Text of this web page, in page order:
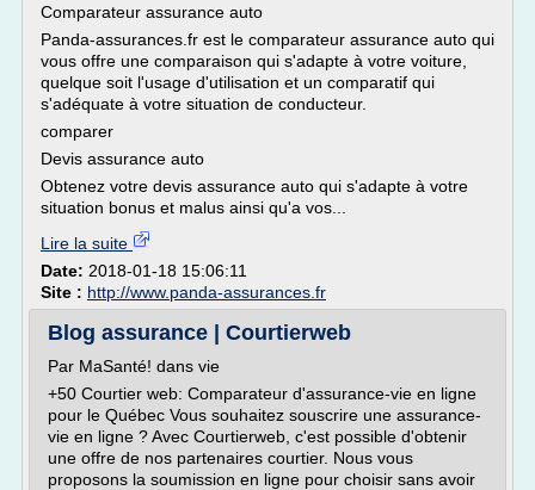
Comparateur assurance auto
Panda-assurances.fr est le comparateur assurance auto qui
vous offre une comparaison qui s'adapte à votre voiture,
quelque soit l'usage d'utilisation et un comparatif qui
s'adéquate à votre situation de conducteur.
comparer
Devis assurance auto
Obtenez votre devis assurance auto qui s'adapte à votre
situation bonus et malus ainsi qu'a vos...
Lire la suite
Date: 2018-01-18 15:06:11
Site : http://www.panda-assurances.fr
Blog assurance | Courtierweb
Par MaSanté! dans vie
+50 Courtier web: Comparateur d'assurance-vie en ligne
pour le Québec Vous souhaitez souscrire une assurance-
vie en ligne ? Avec Courtierweb, c'est possible d'obtenir
une offre de nos partenaires courtier. Nous vous
proposons la soumission en ligne pour choisir sans avoir